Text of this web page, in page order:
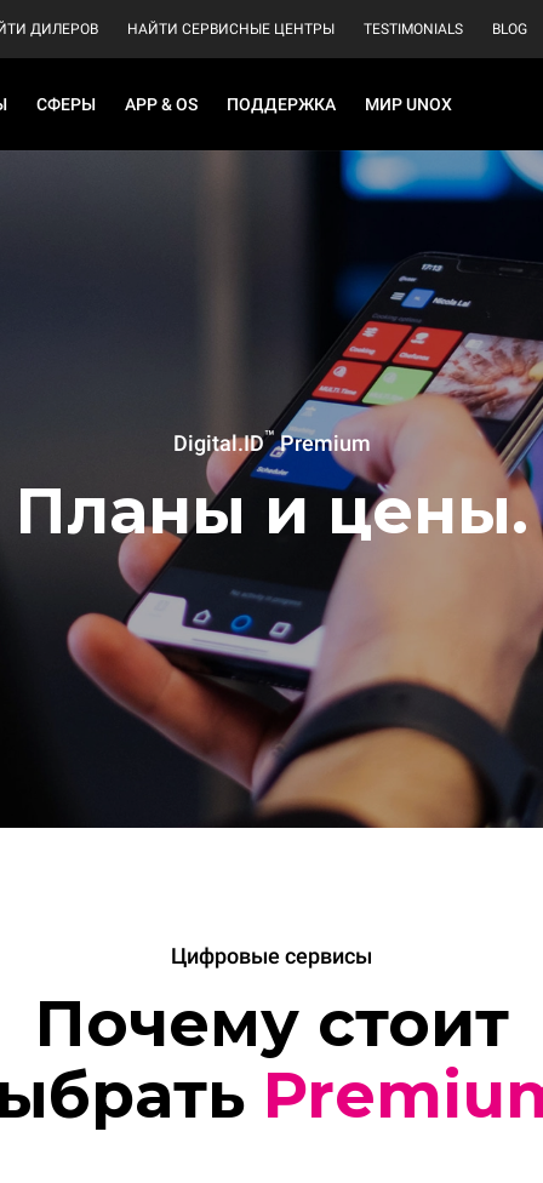
ДИЛЕРОВ НАЙТИ СЕРВИСНЫЕ ЦЕНТРЫ TESTIMONIALS BLOG
СФЕРЫ APP & OS ПОДДЕРЖКА МИР UNOX
Digital.ID™Premium
Планы и цены.
Цифровые сервисы
Почему стоит